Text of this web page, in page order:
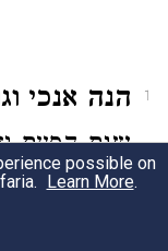
1 הנה אנכי
שגם הפעם
יציאתו ממנו.
possible on
Learn More.